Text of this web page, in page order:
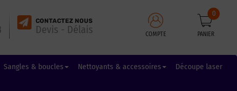
CONTACTEZ NOUS
Devis - Délais COMPTE PANIER
0
Sangles & boucles Nettoyants & accessoires Découpe laser